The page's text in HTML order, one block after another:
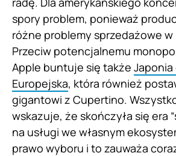
spory problem, ponieważ
różne problemy sprzedażowe
Przeciw potencjalnemu
Apple buntuje się także Japonia
Europejska, która również
gigantowi z Cupertino.
wskazuje, że skończyła się era
na usługi we własnym
prawo wyboru i to zauważa